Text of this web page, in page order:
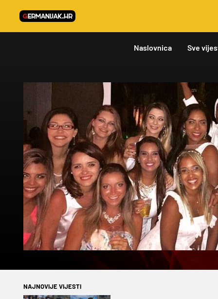
Naslovnica Sve
NAJNOVIJE VIJESTI